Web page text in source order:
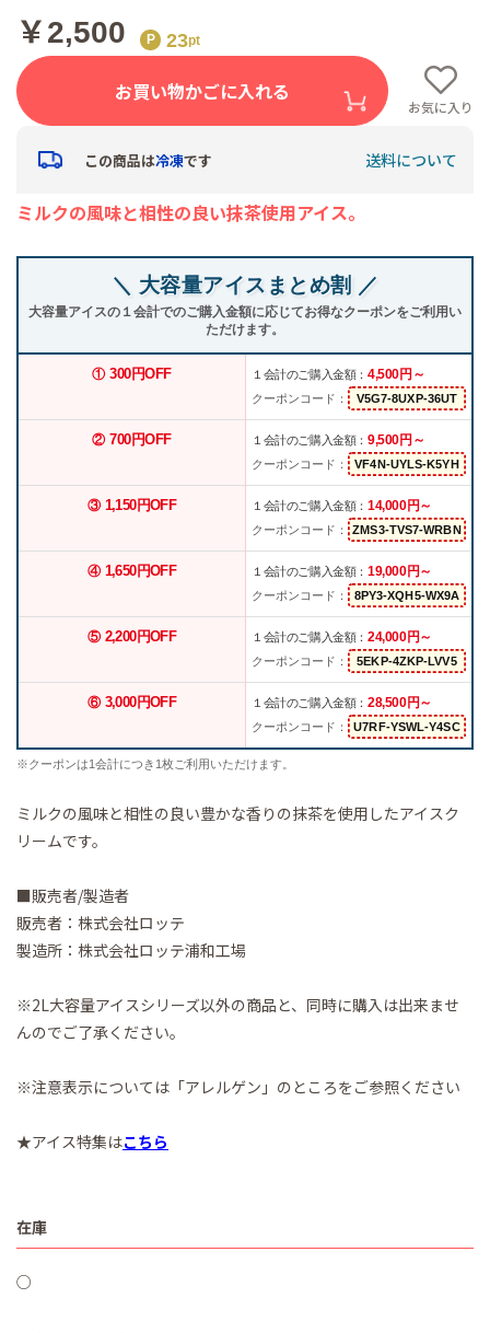
￥2,500 23
お買い物かごに入れる
お気に入り
この商品は冷凍です 送料について
ミルクの風味と相性の良い抹茶使用アイス。
＼ 大容量アイスまとめ割 ／
大容量アイスの１会計でのご購入金額に応じてお得なクーポンをご利用い
ただけます。
① 300円OFF １会計のご購入金額： 4,500円～
クーポンコード：
② 700円OFF １会計のご購入金額： 9,500円～
クーポンコード：
③ 1,150円OFF １会計のご購入金額： 14,000円～
クーポンコード：
④ 1,650円OFF １会計のご購入金額： 19,000円～
クーポンコード：
⑤ 2,200円OFF １会計のご購入金額： 24,000円～
クーポンコード：
⑥ 3,000円OFF １会計のご購入金額： 28,500円～
クーポンコード：
※クーポンは1会計につき1枚ご利用いただけます。
ミルクの風味と相性の良い豊かな香りの抹茶を使用したアイスク
リームです。
■販売者/製造者
販売者：株式会社ロッテ
製造所：株式会社ロッテ浦和工場
※2L大容量アイスシリーズ以外の商品と、同時に購入は出来ませ
んのでご了承ください。
※注意表示については「アレルゲン」のところをご参照ください
★アイス特集はこちら
在庫
○